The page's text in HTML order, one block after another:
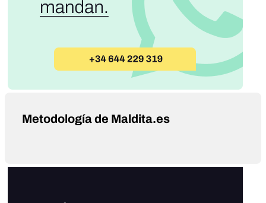
Metodología de Maldita.es